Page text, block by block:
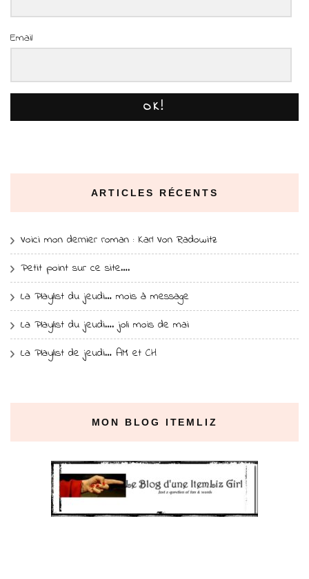
Email
OK!
ARTICLES RÉCENTS
Voici mon dernier roman : Karl Von Radowitz
Petit point sur ce site….
La Playlist du jeudi… mois à message
La Playlist du jeudi…. joli mois de mai
La Playlist de jeudi… AM et CH
MON BLOG ITEMLIZ